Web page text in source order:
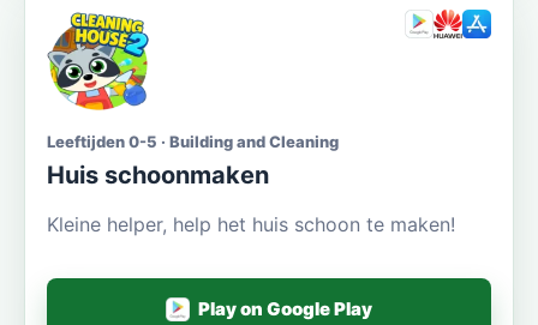
Leeftijden 0-5 · Building and Cleaning
Huis schoonmaken
Kleine helper, help het huis schoon te maken!
Play on Google Play